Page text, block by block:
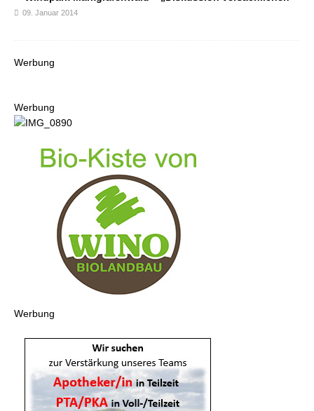
09. Januar 2014
Werbung
Werbung
Werbung